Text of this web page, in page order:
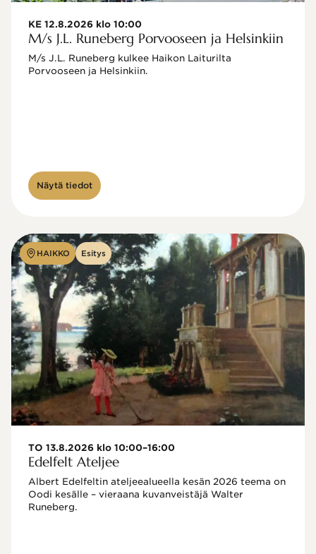
KE 12.8.2026 klo 10:00
M/s J.L. Runeberg Porvooseen ja Helsinkiin
M/s J.L. Runeberg kulkee Haikon Laiturilta
Porvooseen ja Helsinkiin.
Näytä tiedot
HAIKKO Esitys
TO 13.8.2026 klo 10:00–16:00
Edelfelt Ateljee
Albert Edelfeltin ateljeealueella kesän 2026 teema on
Oodi kesälle – vieraana kuvanveistäjä Walter